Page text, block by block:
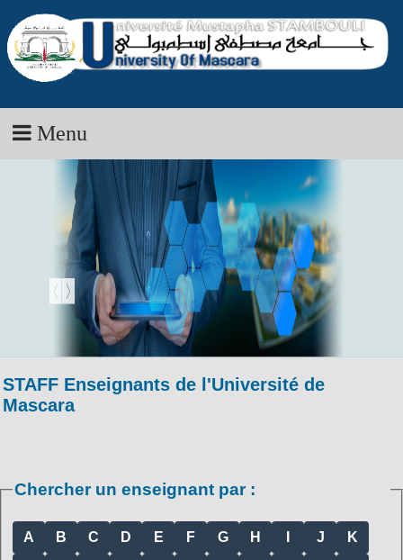
Menu
STAFF Enseignants de l'Université de
Mascara
Chercher un enseignant par :
A B C D E F G H J K